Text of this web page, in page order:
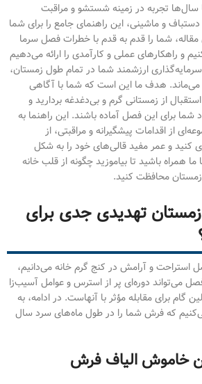
سال‌ها تجربه در زمینه شستشو و مراقبت
و ماشینی، این راهنمای جامع را برای شما
شما را قدم به قدم با خطرات فصل سرما
و راهکارهای عملی و کارآمدی را ارائه می‌دهیم
ارزشمند شما در تمام طول زمستان،
می‌ماند. هدف ما این است که شما با آگاهی
از زمستانی گرم و بی‌دغدغه بردارید و
برای این فصل آماده باشند. این راهنما به
از اقدامات پیشگیرانه و مراقبتی، از
کنید و عمر مفید قالی‌های خود را به شکل
همراه باشید تا بیاموزید چگونه از قلب خانه
محافظت کنید.
تهدیدی جدی برای
استراحت و آرامش در کنج گرم خانه می‌دانیم،
می‌تواند دوره‌ای پر از استرس و عوامل آسیب‌زا
گام برای مقابله مؤثر با آنهاست. در ادامه، به
که فرش شما را در طول ماه‌های سرد سال